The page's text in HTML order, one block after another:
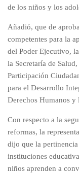
de los niños y los
Añadió, que de
competentes para la
del Poder Ejecutivo,
la Secretaría de
Participación
para el Desarrollo
Derechos Humanos y
Con respecto a la
reformas, la
dijo que la
instituciones
niños aprenden a